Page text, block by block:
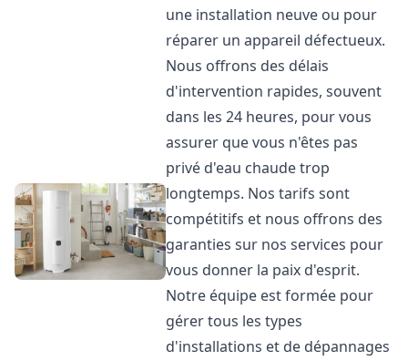
une installation neuve ou pour
réparer un appareil défectueux.
Nous offrons des délais
d'intervention rapides, souvent
dans les 24 heures, pour vous
assurer que vous n'êtes pas
privé d'eau chaude trop
longtemps. Nos tarifs sont
compétitifs et nous offrons des
garanties sur nos services pour
vous donner la paix d'esprit.
Notre équipe est formée pour
gérer tous les types
d'installations et de dépannages